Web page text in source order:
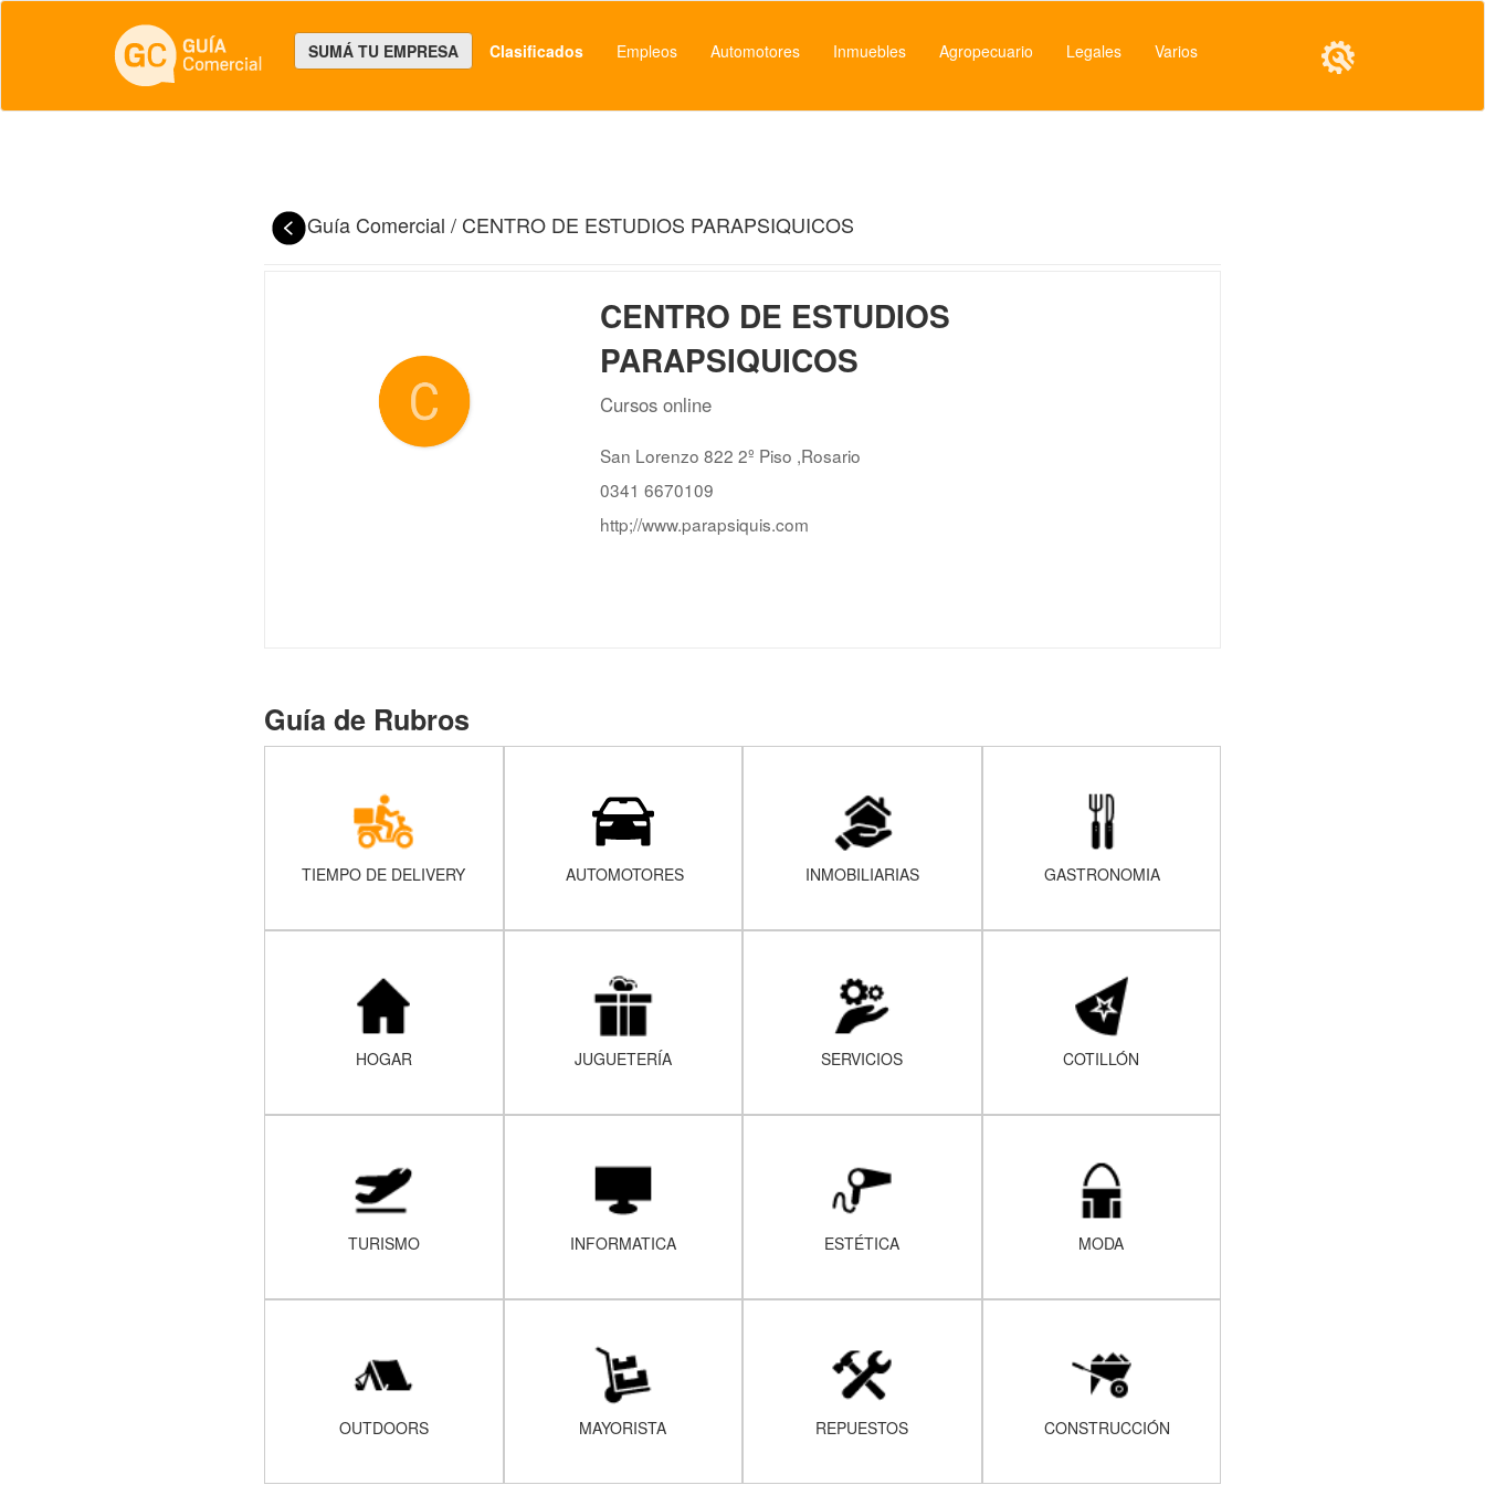
SUMÁ TU EMPRESA Clasificados Empleos Automotores Inmuebles Agropecuario Legales Varios
Guía Comercial / CENTRO DE ESTUDIOS PARAPSIQUICOS
CENTRO DE ESTUDIOS
PARAPSIQUICOS
Cursos online
San Lorenzo 822 2º Piso ,Rosario
0341 6670109
http;//www.parapsiquis.com
Guía de Rubros
TIEMPO DE DELIVERY AUTOMOTORES INMOBILIARIAS GASTRONOMIA
HOGAR JUGUETERÍA SERVICIOS COTILLÓN
TURISMO INFORMATICA ESTÉTICA MODA
OUTDOORS MAYORISTA REPUESTOS CONSTRUCCIÓN